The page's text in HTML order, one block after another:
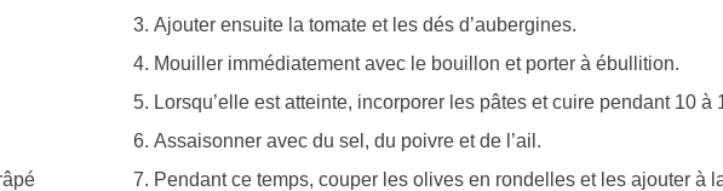
Ajouter ensuite la tomate et les dés d’aubergines.
Mouiller immédiatement avec le bouillon et porter à ébullition.
Lorsqu’elle est atteinte, incorporer les pâtes et cuire pendant 10 à
Assaisonner avec du sel, du poivre et de l’ail.
Pendant ce temps, couper les olives en rondelles et les ajouter à